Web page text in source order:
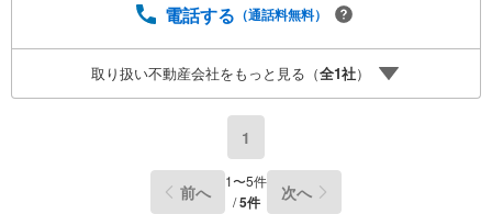
電話する （通話料無料）
取り扱い不動産会社をもっと見る（全1社）
1
前へ 1〜5件
/5件 次へ